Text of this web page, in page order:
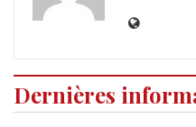
Dernières